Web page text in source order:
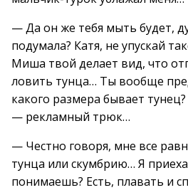
— Да он же тебя мыть будет,
подумала? Катя, не упускай
Миша твой делает вид, что
ловить тунца… Ты вообще
какого размера бывает
— рекламный трюк…
— Честно говоря, мне все
тунца или скумбрию… Я
понимаешь? Есть, плавать и